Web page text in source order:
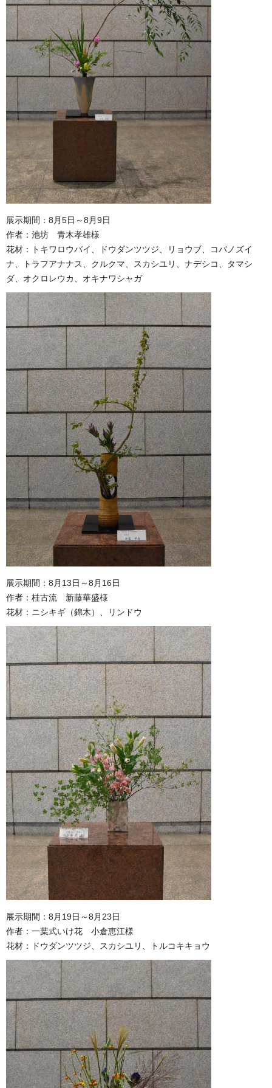
展示期間：8月5日～8月9日
作者：池坊 青木孝雄様
花材：トキワロウバイ、ドウダンツツジ、リョウブ、コバノズイ
ナ、トラフアナナス、クルクマ、スカシユリ、ナデシコ、タマシ
ダ、オクロレウカ、オキナワシャガ
展示期間：8月13日～8月16日
作者：桂古流 新藤華盛様
花材：ニシキギ（錦木）、リンドウ
展示期間：8月19日～8月23日
作者：一葉式いけ花 小倉恵江様
花材：ドウダンツツジ、スカシユリ、トルコキキョウ